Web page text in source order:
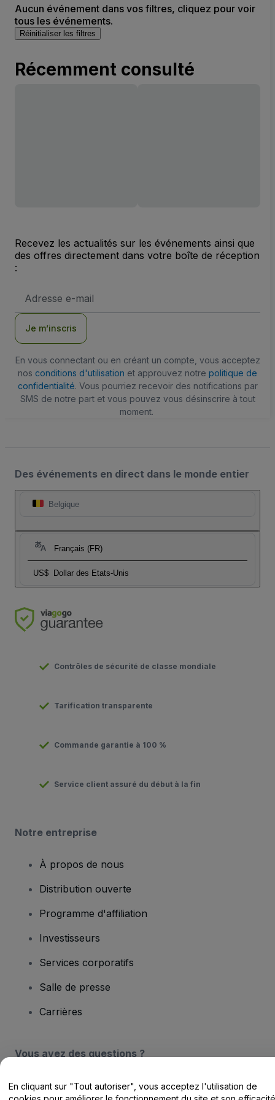
Aucun événement dans vos filtres, cliquez pour voir
tous les événements.
Réinitialiser les filtres
Récemment consulté
Recevez les actualités sur les événements ainsi que
des offres directement dans votre boîte de réception
:
e-
Je m’inscris
En vous connectant ou en créant un compte, vous acceptez
nos conditions d'utilisation et approuvez notre politique de
confidentialité. Vous pourriez recevoir des notifications par
SMS de notre part et vous pouvez vous désinscrire à tout
moment.
Des événements en direct dans le monde entier
Belgique
Français (FR)
US$ Dollar des Etats-Unis
Contrôles de sécurité de classe mondiale
Tarification transparente
Commande garantie à 100 %
Service client assuré du début à la fin
Notre entreprise
À propos de nous
Distribution ouverte
Programme d'affiliation
Investisseurs
Services corporatifs
Salle de presse
Carrières
Vous avez des questions ?
Centre d'assistance / Nous contacter
En cliquant sur "Tout autoriser", vous acceptez l'utilisation de